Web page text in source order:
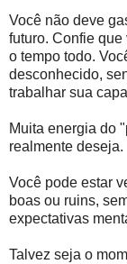
Você não deve
futuro. Confie
o tempo todo.
desconhecido,
trabalhar sua
Muita energia do
realmente deseja.
Você pode estar
boas ou ruins,
expectativas
Talvez seja o